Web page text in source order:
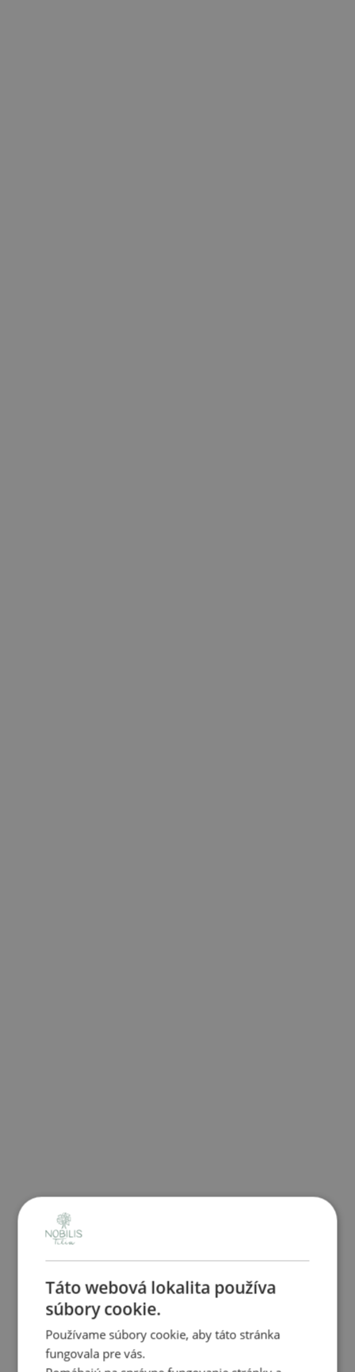
Táto webová lokalita používa
súbory cookie.
Používame súbory cookie, aby táto stránka
fungovala pre vás.